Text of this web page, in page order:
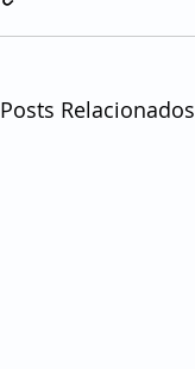
Posts Relacionados